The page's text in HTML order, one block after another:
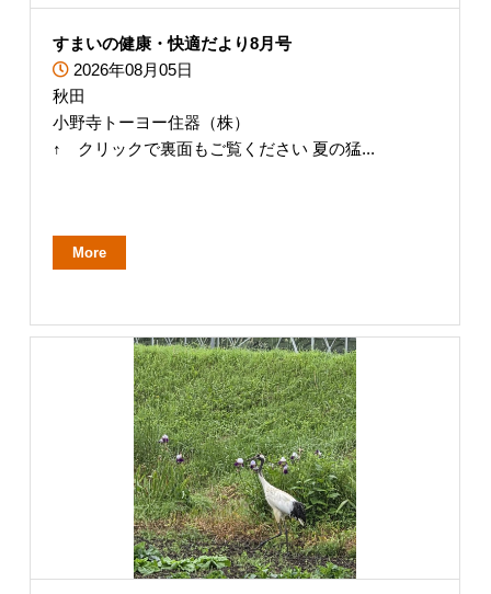
すまいの健康・快適だより8月号
2026年08月05日
秋田
小野寺トーヨー住器（株）
↑ クリックで裏面もご覧ください 夏の猛...
More